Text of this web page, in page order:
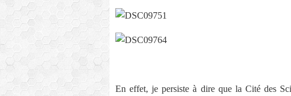
En effet, je persiste à dire que la Cité des